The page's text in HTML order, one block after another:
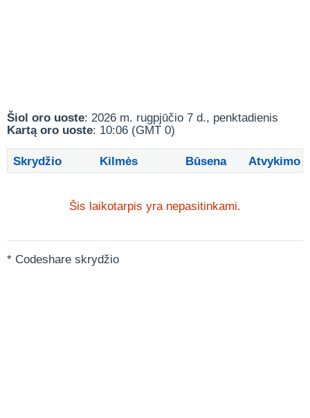
Šiol oro uoste: 2026 m. rugpjūčio 7 d., penktadienis
Kartą oro uoste: 10:06 (GMT 0)
Skrydžio Kilmės Būsena Atvykimo
Šis laikotarpis yra nepasitinkami.
* Codeshare skrydžio